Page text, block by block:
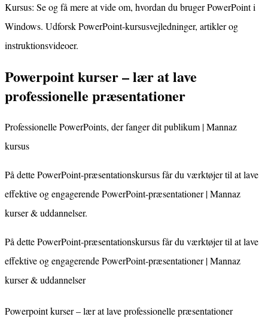
Kursus: Se og få mere at vide om, hvordan du bruger PowerPoint i
Windows. Udforsk PowerPoint-kursusvejledninger, artikler og
instruktionsvideoer.
Powerpoint kurser – lær at lave
professionelle præsentationer
Professionelle PowerPoints, der fanger dit publikum | Mannaz
kursus
På dette PowerPoint-præsentationskursus får du værktøjer til at lave
effektive og engagerende PowerPoint-præsentationer | Mannaz
kurser & uddannelser.
På dette PowerPoint-præsentationskursus får du værktøjer til at lave
effektive og engagerende PowerPoint-præsentationer | Mannaz
kurser & uddannelser
Powerpoint kurser – lær at lave professionelle præsentationer